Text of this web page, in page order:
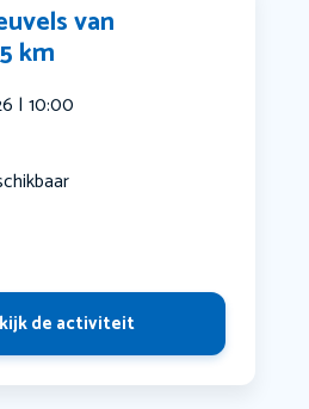
van
km
| 10:00
de activiteit